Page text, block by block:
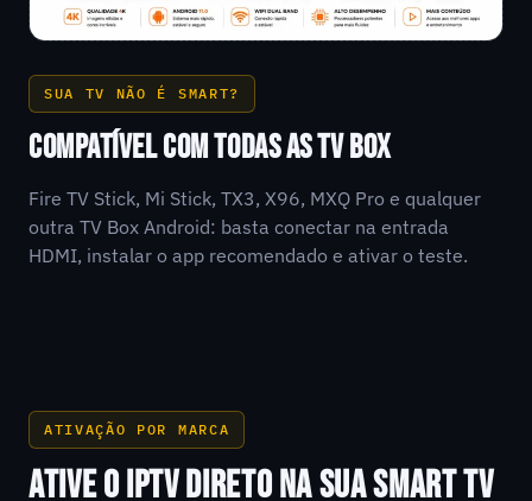
SUA TV NÃO É SMART?
COMPATÍVEL COM TODAS AS TV BOX
Fire TV Stick, Mi Stick, TX3, X96, MXQ Pro e qualquer
outra TV Box Android: basta conectar na entrada
HDMI, instalar o app recomendado e ativar o teste.
ATIVAÇÃO POR MARCA
ATIVE O IPTV DIRETO NA SUA SMART TV